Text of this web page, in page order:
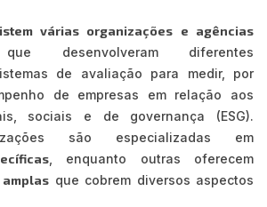
várias organizações e agências
desenvolveram diferentes
de avaliação para medir, por
de empresas em relação aos
sociais e de governança (ESG).
são especializadas em
, enquanto outras oferecem
que cobrem diversos aspectos